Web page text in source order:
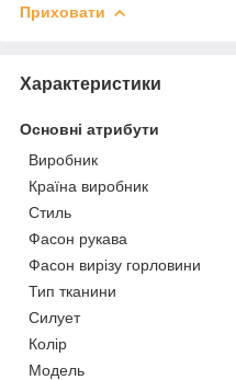
Приховати
Характеристики
Основні атрибути
Виробник
Країна виробник
Стиль
Фасон рукава
Фасон вирізу горловини
Тип тканини
Силует
Колір
Модель